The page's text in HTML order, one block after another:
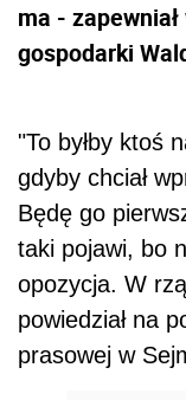
ma -
gospodarki
"To byłby ktoś
gdyby chciał
Będę go
taki pojawi, bo
opozycja. W
powiedział na
prasowej w